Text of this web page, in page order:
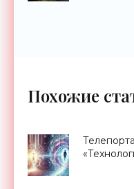
Похожие